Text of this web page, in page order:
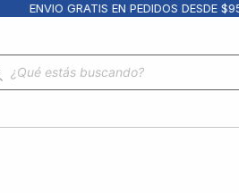
ENVIO GRATIS EN PEDIDOS DESDE $95.000